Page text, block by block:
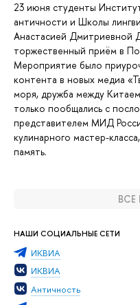
23 июня студенты
античности и Школы
Анастасией Дмитриевной
торжественный приём в
Мероприятие было
контента в новых медиа
моря, дружба между
только пообщались с
представителем МИД
кулинарного мастер-
память.
НАШИ СОЦИАЛЬНЫЕ СЕТИ
ИКВИА
ИКВИА
Античность